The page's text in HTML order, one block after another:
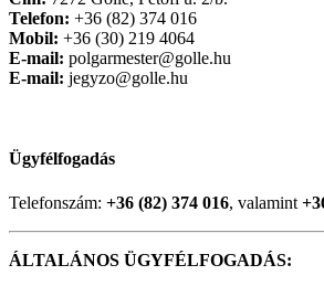
Telefon: +36 (82) 374 016
Mobil: +36 (30) 219 4064
E-mail: polgarmester@golle.hu
E-mail: jegyzo@golle.hu
Ügyfélfogadás
Telefonszám: +36 (82) 374 016, valamint
ÁLTALÁNOS ÜGYFÉLFOGADÁS: